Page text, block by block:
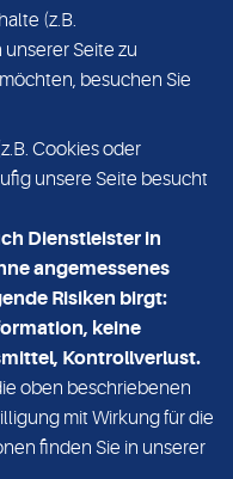
Beauftragung der
mit dieser
GmbH
(z.B.
Seite zu
besuchen Sie
Cookies oder
unsere Seite besucht
Dienstleister in
angemessenes
Risiken birgt:
keine
Kontrollverlust.
oben beschriebenen
mit Wirkung für die
finden Sie in unserer